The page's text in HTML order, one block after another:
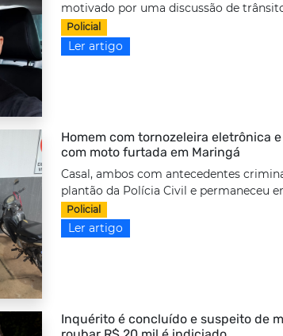
motivado por uma discussão de
Policial
Ler artigo
Homem com tornozeleira eletrônica
com moto furtada em Maringá
Casal, ambos com antecedentes
plantão da Polícia Civil e permaneceu
Policial
Ler artigo
Inquérito é concluído e suspeito de